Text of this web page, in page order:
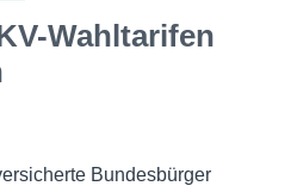
Wahltarifen
Bundesbürger